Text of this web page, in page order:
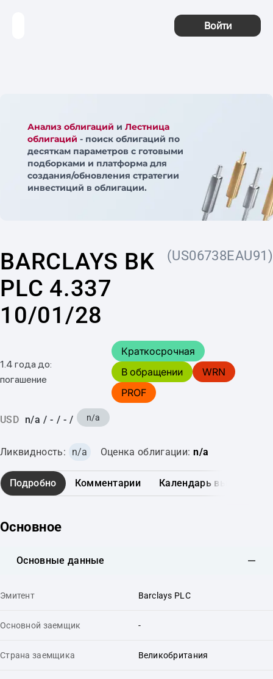
Войти
Анализ облигаций и Лестница
облигаций - поиск облигаций по
десяткам параметров с готовыми
подборками и платформа для
создания/обновления стратегии
инвестиций в облигации.
BARCLAYS BK
PLC 4.337
10/01/28
(US06738EAU91)
1.4 года до:
погашение
Краткосрочная
В обращении
WRN
PROF
USD n/a / - / - / n/a
Ликвидность: n/a Оценка облигации: n/a
Подробно Комментарии Календарь выплат
Основное
Основные данные
Эмитент Barclays PLC
Основной заемщик -
Страна заемщика Великобритания